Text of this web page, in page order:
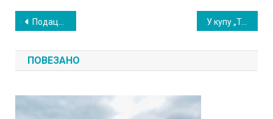
Кретање
чланка
Подаци упозоравају, повећан број позива људи који бораве у природи У купу „Требич” бољи од „Хајдука”
ПОВЕЗАНО